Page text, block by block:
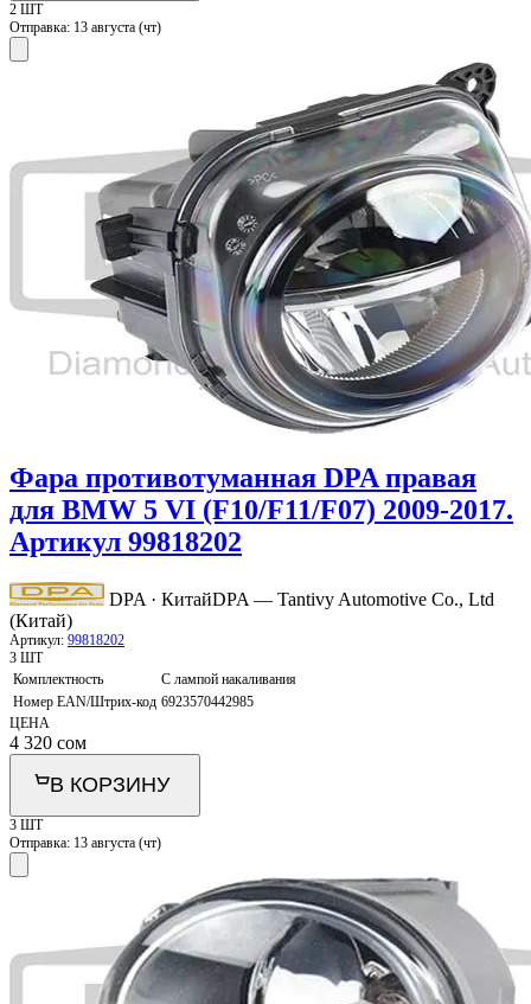
2 ШТ
Отправка: 13 августа (чт)
Фара противотуманная DPA правая
для BMW 5 VI (F10/F11/F07) 2009-2017.
Артикул 99818202
DPA · КитайDPA — Tantivy Automotive Co., Ltd
(Китай)
Артикул: 99818202
3 ШТ
Комплектность
С лампой накаливания
Номер EAN/Штрих-код 6923570442985
ЦЕНА
4 320 сом
В КОРЗИНУ
3 ШТ
Отправка: 13 августа (чт)